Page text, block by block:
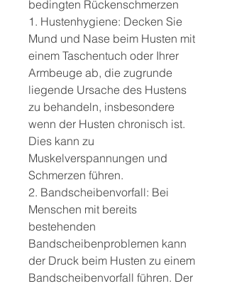
bedingten Rückenschmerzen
1. Hustenhygiene: Decken Sie
Mund und Nase beim Husten mit
einem Taschentuch oder Ihrer
Armbeuge ab, die zugrunde
liegende Ursache des Hustens
zu behandeln, insbesondere
wenn der Husten chronisch ist.
Dies kann zu
Muskelverspannungen und
Schmerzen führen.
2. Bandscheibenvorfall: Bei
Menschen mit bereits
bestehenden
Bandscheibenproblemen kann
der Druck beim Husten zu einem
Bandscheibenvorfall führen. Der